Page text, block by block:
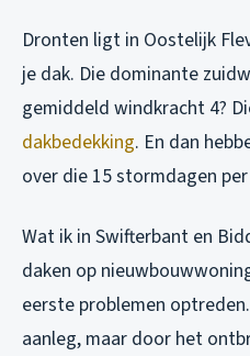
Dronten ligt in Oostelijk
je dak. Die dominante
gemiddeld windkracht 4?
dakbedekking. En dan
over die 15 stormdagen
Wat ik in Swifterbant en
daken op
eerste problemen
aanleg, maar door het